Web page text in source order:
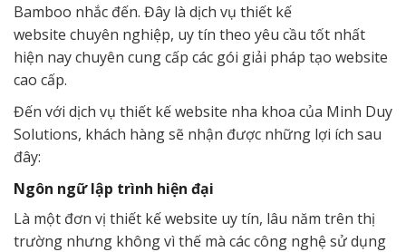
Bamboo nhắc đến. Đây là dịch vụ thiết kế
website chuyên nghiệp, uy tín theo yêu cầu tốt nhất
hiện nay chuyên cung cấp các gói giải pháp tạo website
cao cấp.
Đến với dịch vụ thiết kế website nha khoa của Minh Duy
Solutions, khách hàng sẽ nhận được những lợi ích sau
đây:
Ngôn ngữ lập trình hiện đại
Là một đơn vị thiết kế website uy tín, lâu năm trên thị
trường nhưng không vì thế mà các công nghệ sử dụng